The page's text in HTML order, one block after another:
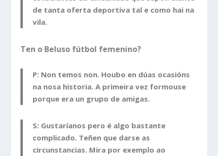
de tanta oferta deportiva tal e como hai na
vila.
Ten o Beluso fútbol femenino?
P: Non temos non. Houbo en dúas ocasións
na nosa historia. A primeira vez formouse
porque era un grupo de amigas.
S: Gustaríanos pero é algo bastante
complicado. Teñen que darse as
circunstancias. Mira por exemplo ao